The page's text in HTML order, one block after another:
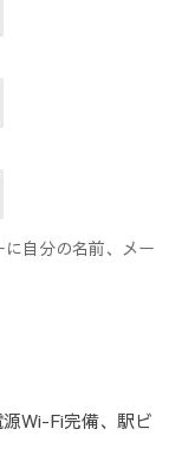
自分の名前、メー
Wi-Fi完備、駅ビ